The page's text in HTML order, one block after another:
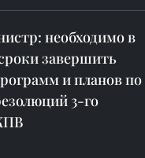
необходимо в
завершить
и планов по
3-го